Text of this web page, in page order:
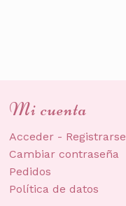
Mi cuenta
Acceder - Registrarse
Cambiar contraseña
Pedidos
Política de datos